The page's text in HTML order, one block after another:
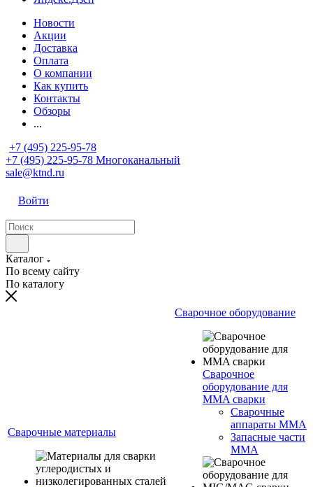
Новости
Акции
Доставка
Оплата
О компании
Как купить
Контакты
Обзоры
...
+7 (495) 225-95-78
+7 (495) 225-95-78 Многоканальный
sale@ktnd.ru
Войти
Каталог
По всему сайту
По каталогу
Сварочные материалы
Сварочное оборудование
Сварочное
оборудование для
MMA сварки
Сварочные
аппараты MMA
Запасные части
MMA